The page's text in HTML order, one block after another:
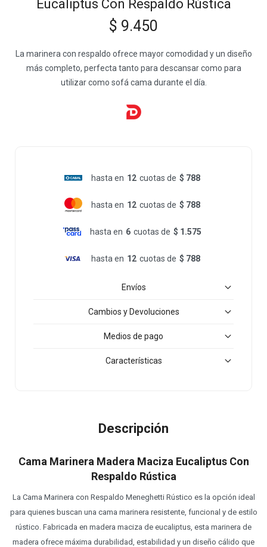
Eucaliptus Con Respaldo Rústica
$ 9.450
La marinera con respaldo ofrece mayor comodidad y un diseño
más completo, perfecta tanto para descansar como para
utilizar como sofá cama durante el día.
hasta en 12 cuotas de $ 788
hasta en 12 cuotas de $ 788
hasta en 6 cuotas de $ 1.575
hasta en 12 cuotas de $ 788
Envíos
Cambios y Devoluciones
Medios de pago
Características
Descripción
Cama Marinera Madera Maciza Eucaliptus Con
Respaldo Rústica
La Cama Marinera con Respaldo Meneghetti Rústico es la opción ideal
para quienes buscan una cama marinera resistente, funcional y de estilo
rústico. Fabricada en madera maciza de eucaliptus, esta marinera de
madera ofrece máxima durabilidad, estabilidad y un diseño cálido que